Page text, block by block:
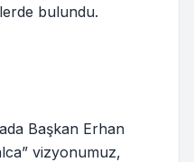
bulundu.
Başkan Erhan
vizyonumuz,